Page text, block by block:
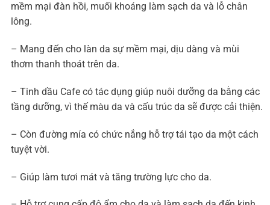
mềm mại đàn hồi, muối khoáng làm sạch da và lỗ chân
lông.
– Mang đến cho làn da sự mềm mại, dịu dàng và mùi
thơm thanh thoát trên da.
– Tinh dầu Cafe có tác dụng giúp nuôi dưỡng da bằng các
tầng dưỡng, vì thế màu da và cấu trúc da sẽ được cải thiện.
– Còn đường mía có chức nắng hỗ trợ tái tạo da một cách
tuyệt vời.
– Giúp làm tươi mát và tăng trường lực cho da.